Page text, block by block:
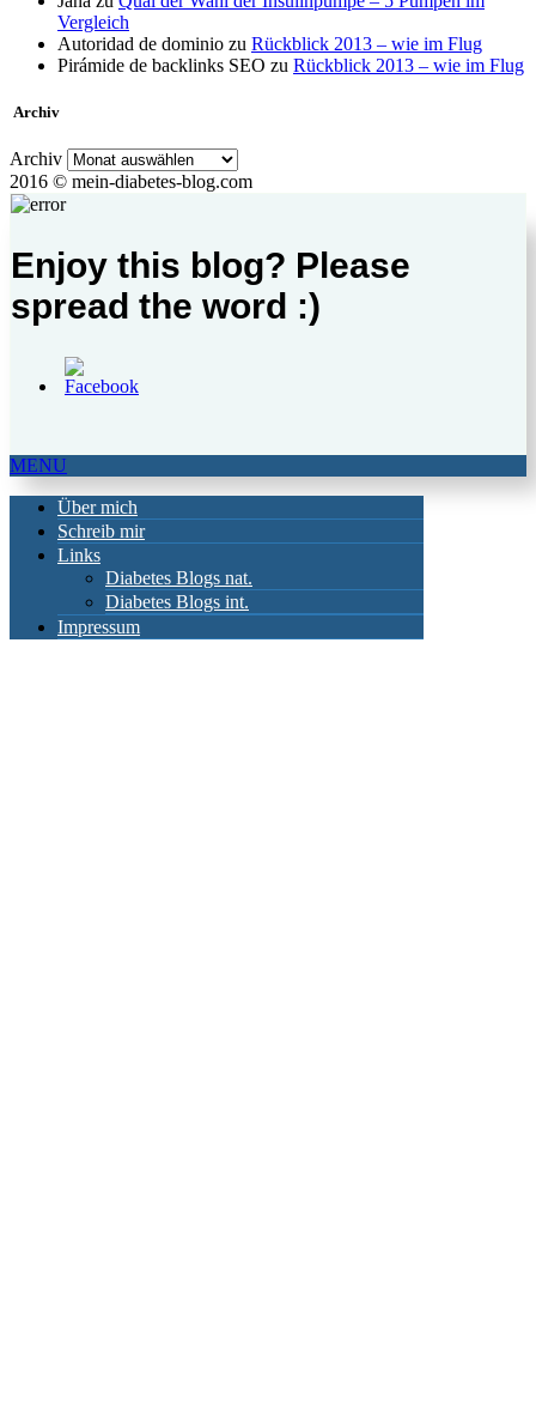
Vergleich
Autoridad de dominio zu Rückblick 2013 – wie im Flug
Pirámide de backlinks SEO zu Rückblick 2013 – wie im Flug
Archiv
Archiv
2016 © mein-diabetes-blog.com
Enjoy this blog? Please
spread the word :)
MENU
Über mich
Schreib mir
Links
Diabetes Blogs nat.
Diabetes Blogs int.
Impressum